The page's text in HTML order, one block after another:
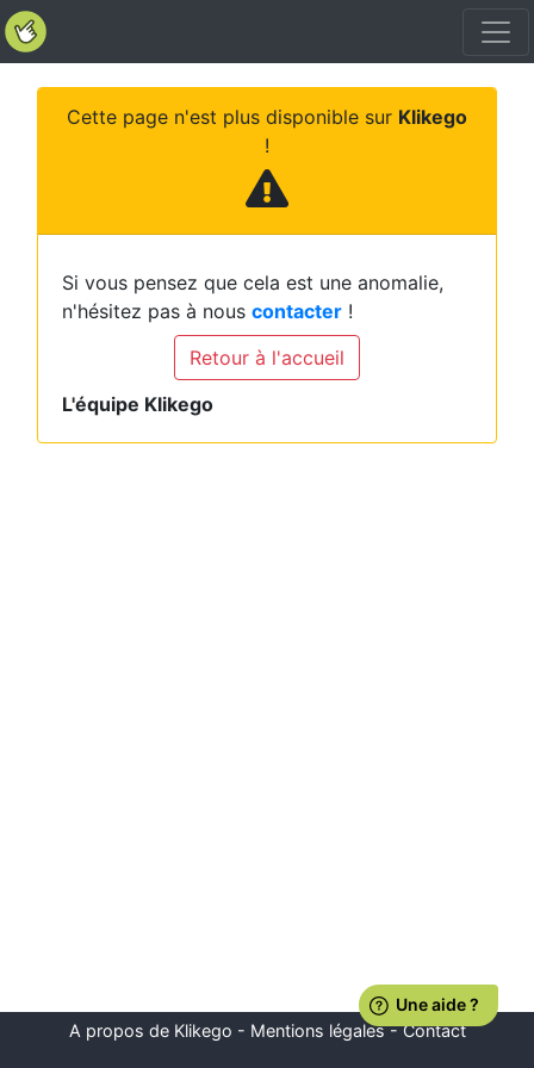
Cette page n'est plus disponible sur Klikego
!
Si vous pensez que cela est une anomalie,
n'hésitez pas à nous contacter !
Retour à l'accueil
L'équipe Klikego
A propos de Klikego - Mentions légales-Contact